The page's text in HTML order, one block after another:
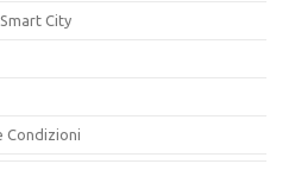
City
Condizioni